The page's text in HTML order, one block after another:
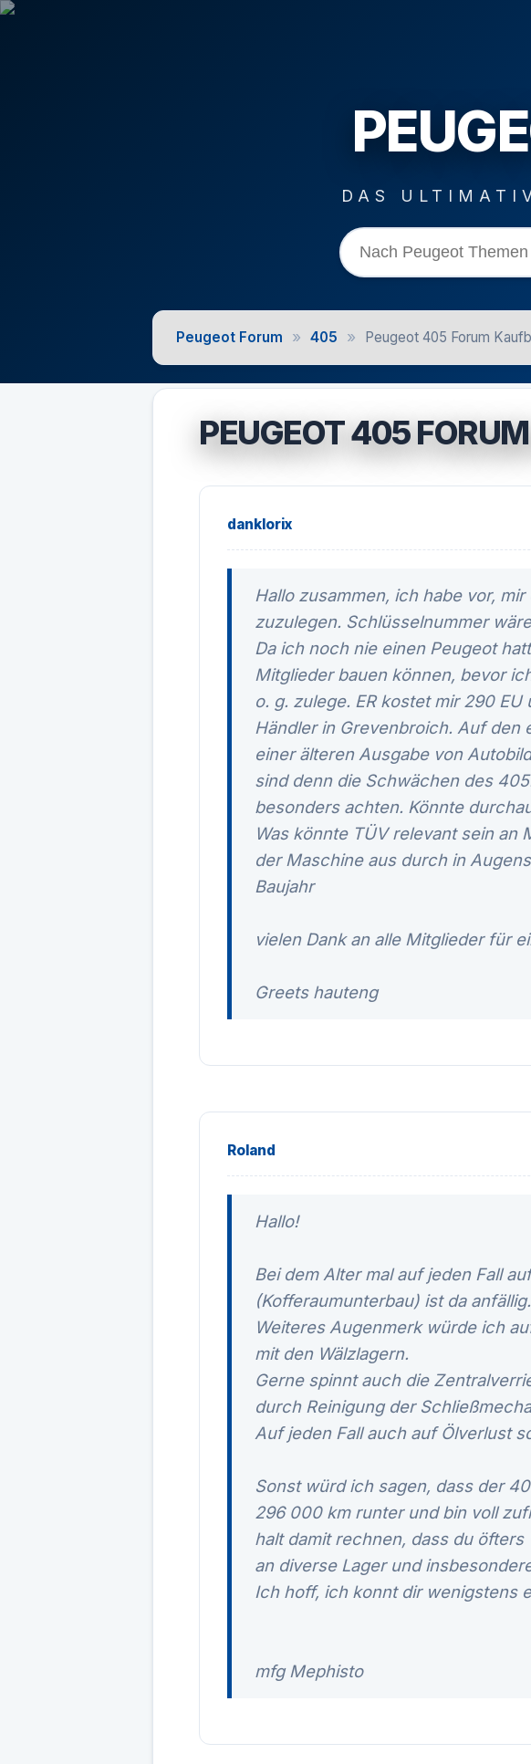
DAS
Peugeot Forum » 405 » Peugeot 405 Forum
PEUGEOT 405
danklorix
Hallo zusammen, ich habe vor,
zuzulegen. Schlüsselnummer
Da ich noch nie einen Peugeot
Mitglieder bauen können, bevor
o. g. zulege. ER kostet mir 290
Händler in Grevenbroich. Auf den
einer älteren Ausgabe von
sind denn die Schwächen des
besonders achten. Könnte
Was könnte TÜV relevant sein an
der Maschine aus durch in
Baujahr
vielen Dank an alle Mitglieder für
Greets hauteng
Roland
Hallo!
Bei dem Alter mal auf jeden Fall
(Kofferaumunterbau) ist da anfällig.
Weiteres Augenmerk würde ich
mit den Wälzlagern.
Gerne spinnt auch die
durch Reinigung der
Auf jeden Fall auch auf Ölverlust
Sonst würd ich sagen, dass der
296 000 km runter und bin voll
halt damit rechnen, dass du
an diverse Lager und
Ich hoff, ich konnt dir wenigstens
mfg Mephisto